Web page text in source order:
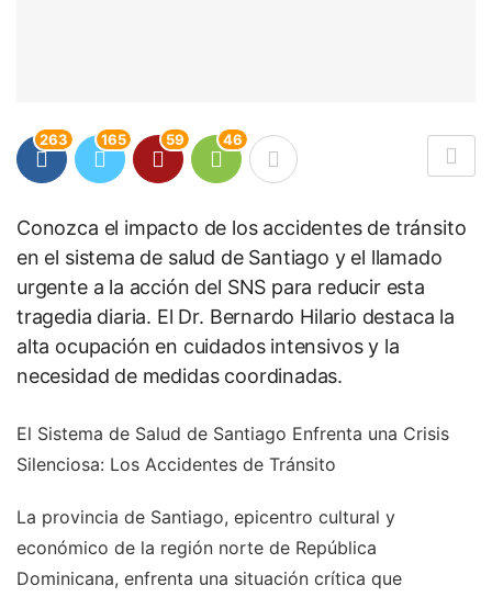
263 165 59 46
Conozca el impacto de los accidentes de tránsito
en el sistema de salud de Santiago y el llamado
urgente a la acción del SNS para reducir esta
tragedia diaria. El Dr. Bernardo Hilario destaca la
alta ocupación en cuidados intensivos y la
necesidad de medidas coordinadas.
El Sistema de Salud de Santiago Enfrenta una Crisis
Silenciosa: Los Accidentes de Tránsito
La provincia de Santiago, epicentro cultural y
económico de la región norte de República
Dominicana, enfrenta una situación crítica que